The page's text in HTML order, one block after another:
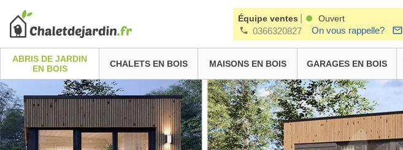
Équipe ventes Ouvert
0366320827 On vous rappelle?
ABRIS DE JARDIN
EN BOIS
CHALETS EN BOIS MAISONS EN BOIS GARAGES EN BOIS